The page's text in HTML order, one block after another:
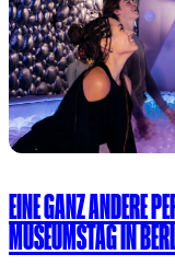
EINE GANZ ANDERE
MUSEUMSTAG IN